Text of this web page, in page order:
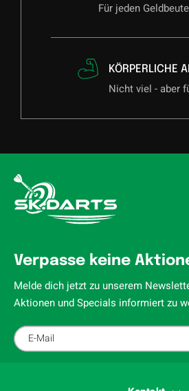
Für jeden
KÖRPERLICHE
Nicht viel - aber
Verpasse keine
Melde dich jetzt zu unserem
Aktionen und Specials informiert zu